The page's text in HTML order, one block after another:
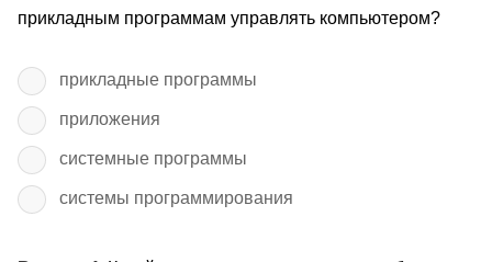
прикладным программам управлять компьютером?
прикладные программы
приложения
системные программы
системы программирования